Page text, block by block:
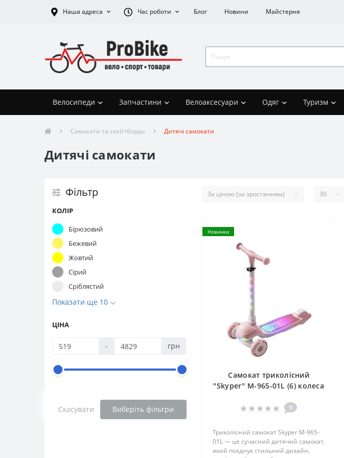
Наша адреса Час роботи Блог Новини Майстерня
Велосипеди Запчастини Велоаксесуари Одяг Туризм
Самокати та скейтборди Дитячі самокати
Дитячі самокати
Фільтр
КОЛІР
Бірюзовий
Бежевий
Жовтий
Сірий
Сріблястий
Показати ще 10
ЦІНА
- грн
Скасувати Виберіть фільтри
Новинки
Самокат триколісний
"Skyper" M-965-01L (6) колеса
музика та підсвічування
в коробці
0
Триколісний самокат Skyper M-965-
01L — це сучасний дитячий самокат,
який поєднує стильний дизайн,